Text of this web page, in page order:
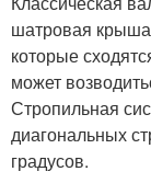
шатровая крыша
которые
может
Стропильная
диагональных
градусов.